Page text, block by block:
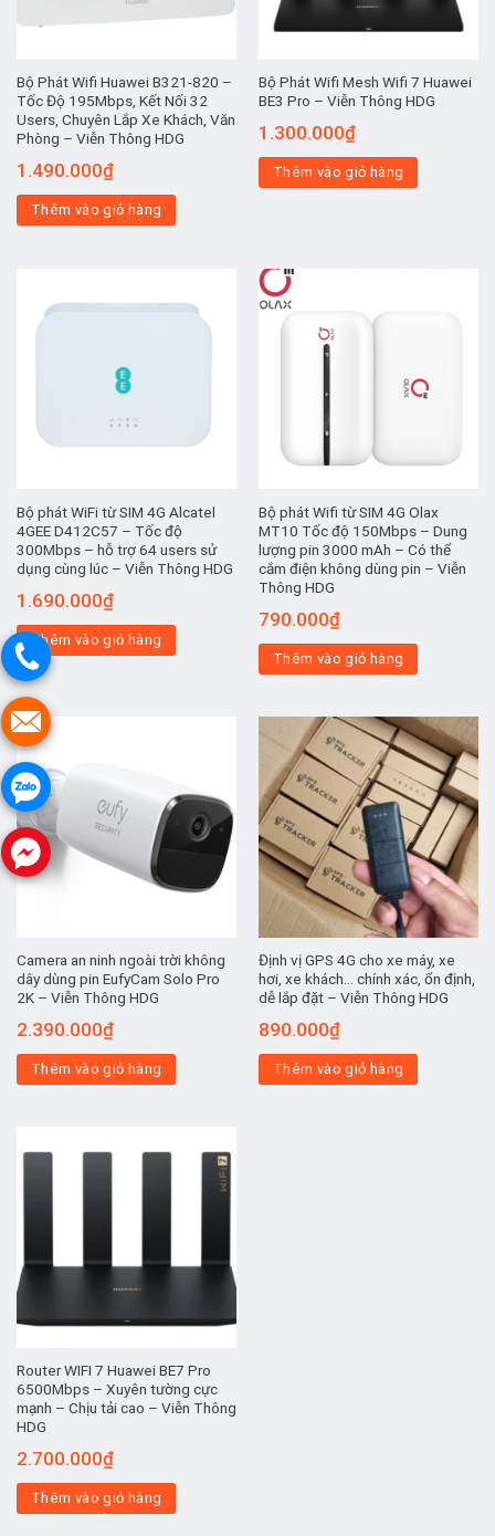
Bộ Phát Wifi Huawei B321-820 –
Tốc Độ 195Mbps, Kết Nối 32
Users, Chuyên Lắp Xe Khách, Văn
Phòng – Viễn Thông HDG
1.490.000₫
Thêm vào giỏ hàng
Bộ Phát Wifi Mesh Wifi 7 Huawei
BE3 Pro – Viễn Thông HDG
1.300.000₫
Thêm vào giỏ hàng
Bộ phát WiFi từ SIM 4G Alcatel
4GEE D412C57 – Tốc độ
300Mbps – hỗ trợ 64 users sử
dụng cùng lúc – Viễn Thông HDG
1.690.000₫
Thêm vào giỏ hàng
Bộ phát Wifi từ SIM 4G Olax
MT10 Tốc độ 150Mbps – Dung
lượng pin 3000 mAh – Có thể
cắm điện không dùng pin – Viễn
Thông HDG
790.000₫
Thêm vào giỏ hàng
Camera an ninh ngoài trời không
dây dùng pin EufyCam Solo Pro
2K – Viễn Thông HDG
2.390.000₫
Thêm vào giỏ hàng
Định vị GPS 4G cho xe máy, xe
hơi, xe khách… chính xác, ổn định,
dễ lắp đặt – Viễn Thông HDG
890.000₫
Thêm vào giỏ hàng
Router WIFI 7 Huawei BE7 Pro
6500Mbps – Xuyên tường cực
mạnh – Chịu tải cao – Viễn Thông
HDG
2.700.000₫
Thêm vào giỏ hàng